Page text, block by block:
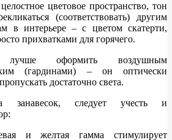
цветовое пространство, тон
(соответствовать) другим
в интерьере – с цветом скатерти,
прихватками для горячего.
оформить воздушным
(гардинами) – он оптически
достаточно света.
следует учесть и
и желтая гамма стимулирует